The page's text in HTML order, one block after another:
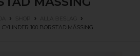
SHOP
ALLA BESLAG
100 BORSTAD MÄSSING